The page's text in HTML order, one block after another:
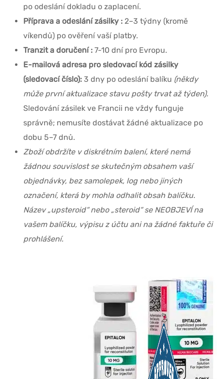
po odeslání dokladu o zaplacení.
Příprava a odeslání zásilky : 2–3 týdny (kromě
víkendů) po ověření vaší platby.
Tranzit a doručení : 7-10 dní pro Evropu.
E-mailová adresa pro sledovací kód zásilky
(sledovací číslo): 3 dny po odeslání balíku (někdy
může první aktualizace stavu pošty trvat až týden).
Sledování zásilek ve Francii ne vždy funguje
správně; nemusíte dostávat žádné aktualizace po
dobu 5–7 dnů.
Zboží obdržíte v diskrétním balení, které nemá
žádnou souvislost se skutečným obsahem vaší
objednávky, bez samolepek, log nebo jiných
označení, která by mohla odhalit obsah balíčku.
Název „upsteroid“ nebo „steroid“ se NEOBJEVÍ na
vašem balíčku, výpisu z účtu ani na žádné faktuře či
prohlášení.